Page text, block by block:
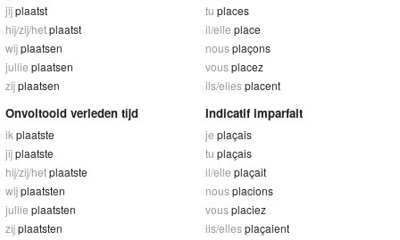
jijplaatst
hij/zij/hetplaatst
wijplaatsen
jullie plaatsen
zijplaatsen
tu places
il/elle place
nousplaçons
vousplacez
ils/ellesplacent
Onvoltooid verleden tijd
ik plaatste
jijplaatste
hij/zij/hetplaatste
wijplaatsten
jullie plaatsten
zijplaatsten
Indicatif imparfait
je plaçais
tu plaçais
il/elle plaçait
nousplacions
vousplaciez
ils/ellesplaçaient